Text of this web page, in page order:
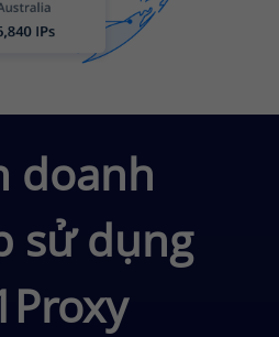
doanh
sử dụng